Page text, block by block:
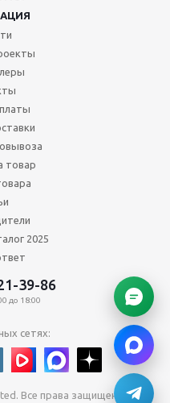
товар
2025
39-86
до 18:00
сетях:
Все права защищены.